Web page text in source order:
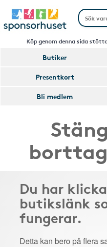
Köp genom denna sida
Butiker
Presentkort
Bli medlem
Du har
butikslänk
fungerar.
Detta kan bero på flera